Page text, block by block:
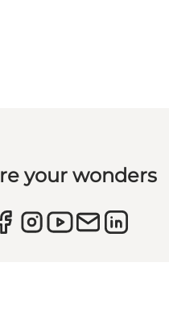
your wonders